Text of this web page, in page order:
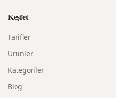
Keşfet
Tarifler
Ürünler
Kategoriler
Blog